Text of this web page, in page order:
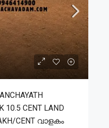
10.5 CENT LAND
CENT വാളകം